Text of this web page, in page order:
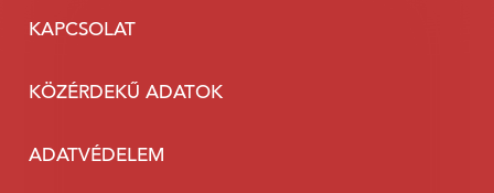
KAPCSOLAT
KÖZÉRDEKŰ ADATOK
ADATVÉDELEM